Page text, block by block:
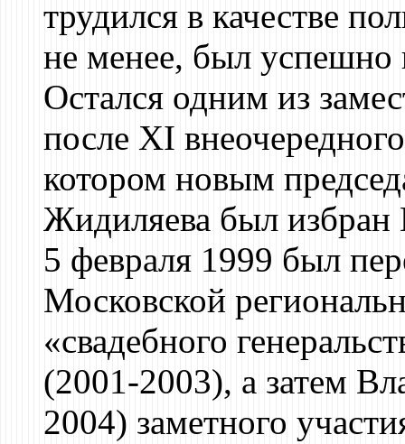
трудился в качестве
не менее, был успешно
Остался одним из
после XI
котором новым
Жидиляева был избран
5 февраля 1999 был
Московской
«свадебного
(2001-2003), а затем
2004) заметного